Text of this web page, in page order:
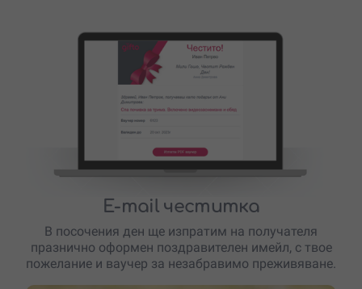
E-mail честитка
В посочения ден ще изпратим на получателя
празнично оформен поздравителен имейл, с твое
пожелание и ваучер за незабравимо преживяване.